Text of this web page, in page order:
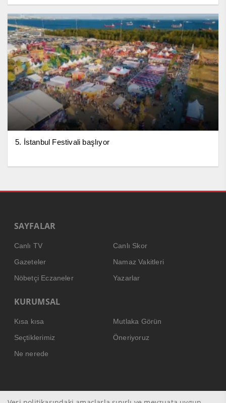
5. İstanbul Festivali başlıyor
SAYFALAR
Canlı TV
Canlı Skor
Gazeteler
Namaz Vakitleri
Nöbetçi Eczaneler
Yazarlar
KURUMSAL
Kısa kısa
Mutlaka Görün
Seçtiklerimiz
Öneriyoruz
Ne nerede